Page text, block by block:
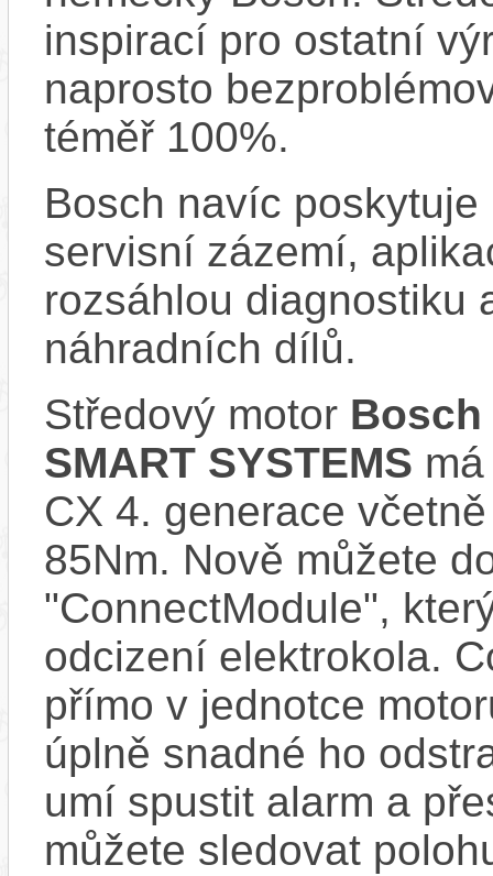
inspirací pro ostatní
naprosto
téměř 100%.
Bosch navíc
servisní zázemí,
rozsáhlou diagnostiku
náhradních dílů.
Středový motor Bosch
SMART SYSTEMS
CX 4. generace
85Nm. Nově můžete
"ConnectModule",
odcizení elektrokola.
přímo v jednotce
úplně snadné ho
umí spustit alarm a
můžete sledovat